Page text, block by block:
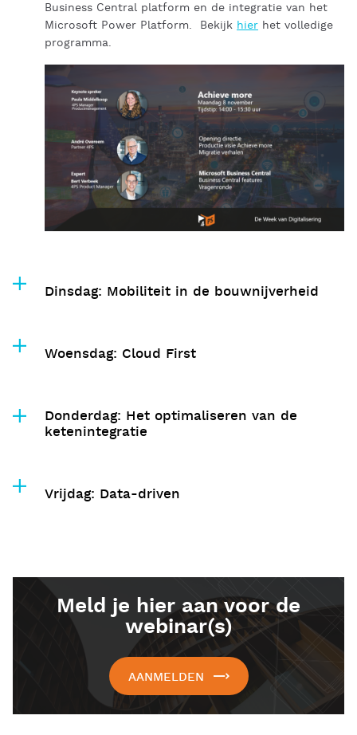
Business Central platform en de integratie van het
Microsoft Power Platform. Bekijk hier het volledige
programma.
Dinsdag: Mobiliteit in de bouwnijverheid
Woensdag: Cloud First
Donderdag: Het optimaliseren van de
ketenintegratie
Vrijdag: Data-driven
Meld je hier aan voor de
webinar(s)
AANMELDEN